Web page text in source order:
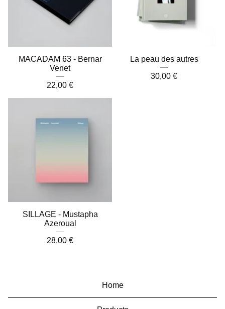
MACADAM 63 - Bernar
Venet
22,00 €
La peau des autres
30,00 €
SILLAGE - Mustapha
Azeroual
28,00 €
Home